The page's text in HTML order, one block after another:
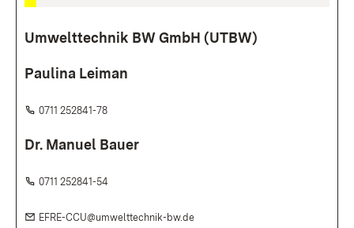
Umwelttechnik BW GmbH (UTBW)
Paulina Leiman
Telefon:
0711 252841-78
Dr. Manuel Bauer
Telefon:
0711 252841-54
E-Mail:
EFRE-CCU@umwelttechnik-bw.de